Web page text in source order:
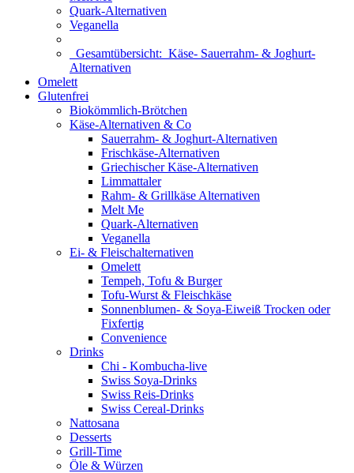
Quark-Alternativen
Veganella
Gesamtübersicht: Käse- Sauerrahm- & Joghurt-
Alternativen
Omelett
Glutenfrei
Biokömmlich-Brötchen
Käse-Alternativen & Co
Sauerrahm- & Joghurt-Alternativen
Frischkäse-Alternativen
Griechischer Käse-Alternativen
Limmattaler
Rahm- & Grillkäse Alternativen
Melt Me
Quark-Alternativen
Veganella
Ei- & Fleischalternativen
Omelett
Tempeh, Tofu & Burger
Tofu-Wurst & Fleischkäse
Sonnenblumen- & Soya-Eiweiß Trocken oder
Fixfertig
Convenience
Drinks
Chi - Kombucha-live
Swiss Soya-Drinks
Swiss Reis-Drinks
Swiss Cereal-Drinks
Nattosana
Desserts
Grill-Time
Öle & Würzen